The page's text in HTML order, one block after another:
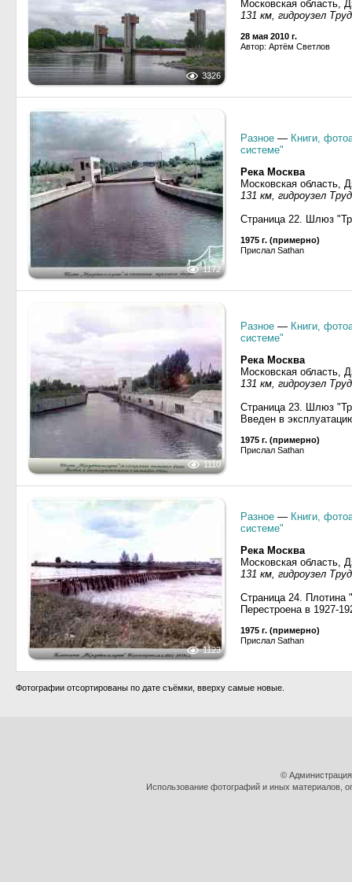
3326
Московская область,
131 км, гидроузел
28 мая 2010 г.
Автор: Артём Светлов
1172
Разное — Книги,
системе"
Река Москва
Московская область,
131 км, гидроузел
Страница 22. Шлюз
1975 г. (примерно)
Прислал Sathan
1110
Разное — Книги,
системе"
Река Москва
Московская область,
131 км, гидроузел
Страница 23. Шлюз
Введен в
1975 г. (примерно)
Прислал Sathan
1123
Разное — Книги,
системе"
Река Москва
Московская область,
131 км, гидроузел
Страница 24. Плотина
Перестроена в 1927-
1975 г. (примерно)
Прислал Sathan
Фотографии отсортированы по дате съёмки, вверху самые новые.
©
Использование фотографий и иных материалов,